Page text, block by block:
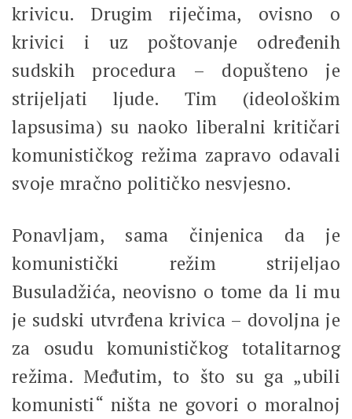
krivicu. Drugim riječima, ovisno o
krivici i uz poštovanje određenih
sudskih procedura – dopušteno je
strijeljati ljude. Tim (ideološkim
lapsusima) su naoko liberalni kritičari
komunističkog režima zapravo odavali
svoje mračno političko nesvjesno.
Ponavljam, sama činjenica da je
komunistički režim strijeljao
Busuladžića, neovisno o tome da li mu
je sudski utvrđena krivica – dovoljna je
za osudu komunističkog totalitarnog
režima. Međutim, to što su ga „ubili
komunisti“ ništa ne govori o moralnoj